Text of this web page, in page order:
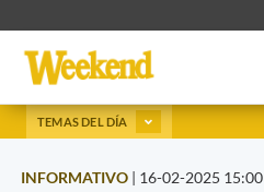
TEMAS DEL DÍA
INFORMATIVO | 16-02-2025 15:00